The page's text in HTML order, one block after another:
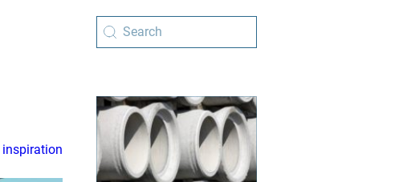
inspiration